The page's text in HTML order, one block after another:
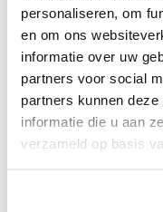
personaliseren, om
en om ons
informatie over uw
partners voor social
partners kunnen
informatie die u aan
verzameld op basis